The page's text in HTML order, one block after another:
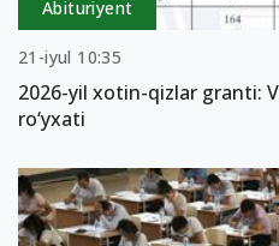
Abituriyent
21-iyul 10:35
2026-yil xotin-qizlar granti:
ro‘yxati